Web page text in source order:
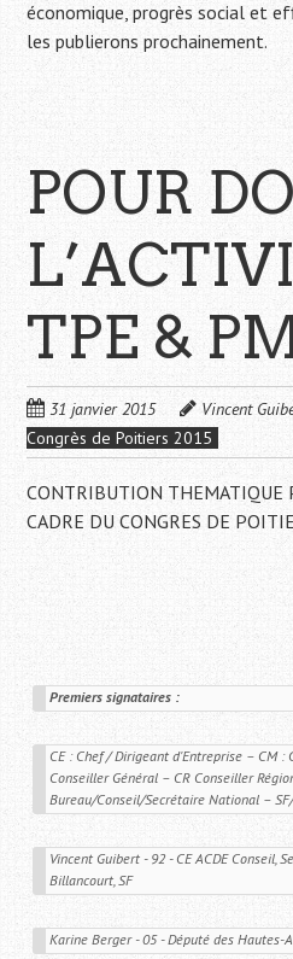
économique, progrès social et
les publierons prochainement.
POUR
TPE &
31 janvier 2015 Vincent
Congrès de Poitiers 2015
CONTRIBUTION THEMATIQUE
CADRE DU CONGRES DE
Premiers signataires :
CE : Chef / Dirigeant d'Entreprise – CM :
Conseiller Général – CR Conseiller
Bureau/Conseil/Secrétaire National –
Vincent Guibert - 92 - CE ACDE Conseil,
Billancourt, SF
Karine Berger - 05 - Député des Hautes-